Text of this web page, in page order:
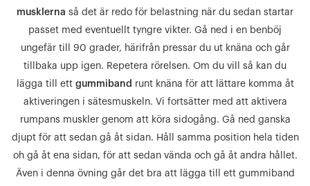
musklerna så det är redo för belastning när du sedan startar
passet med eventuellt tyngre vikter. Gå ned i en benböj
ungefär till 90 grader, härifrån pressar du ut knäna och går
tillbaka upp igen. Repetera rörelsen. Om du vill så kan du
lägga till ett gummiband runt knäna för att lättare komma åt
aktiveringen i sätesmuskeln. Vi fortsätter med att aktivera
rumpans muskler genom att köra sidogång. Gå ned ganska
djupt för att sedan gå åt sidan. Håll samma position hela tiden
oh gå åt ena sidan, för att sedan vända och gå åt andra hållet.
Även i denna övning går det bra att lägga till ett gummiband